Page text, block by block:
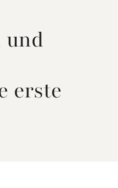
und
erste